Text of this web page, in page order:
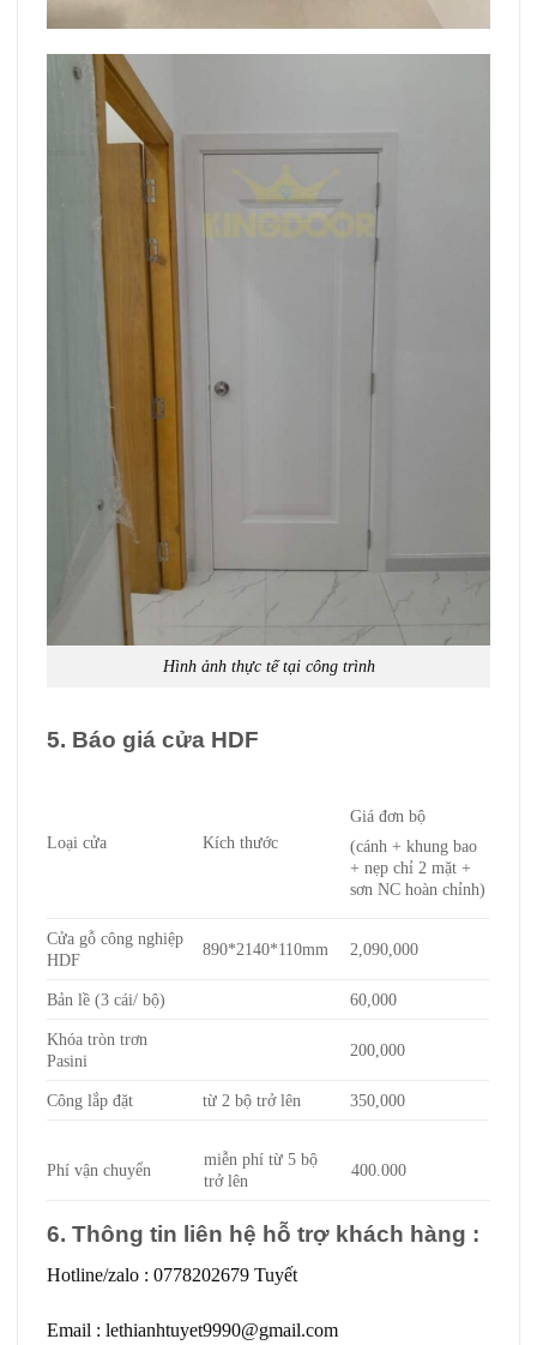
Hình ảnh thực tế tại công trình
5. Báo giá cửa HDF
Loại cửa Kích thước
Giá đơn bộ
(cánh + khung bao
+ nẹp chỉ 2 mặt +
sơn NC hoàn chỉnh)
Cửa gỗ công nghiệp
HDF
890*2140*110mm 2,090,000
Bản lề (3 cái/ bộ) 60,000
Khóa tròn trơn
Pasini
200,000
Công lắp đặt từ 2 bộ trở lên 350,000
Phí vận chuyển
miễn phí từ 5 bộ
trở lên
400.000
6. Thông tin liên hệ hỗ trợ khách hàng :
Hotline/zalo : 0778202679 Tuyết
Email : lethianhtuyet9990@gmail.com